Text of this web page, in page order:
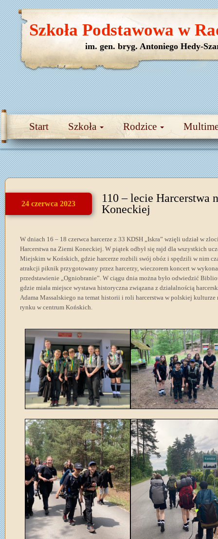
Start Szkoła Rodzice
Szkoła Podstawowa w
im. gen. bryg. Antoniego Hedy-
24 czerwca 2023
110 – lecie Harcerstwa
Koneckiej
W dniach 16 – 18 czerwca harcerze z 33 KDSH „Iskra” wzięli udział w
Harcerstwa na Ziemi Koneckiej. W piątek odbył się rajd dla wszystkich
Miejskim w Końskich, gdzie harcerze rozbili swój obóz i spędzili w nim
atrakcji piknik przygotowany przez harcerzy, wieczorem koncert w
przedstawienie „Ogniobranie”. W ciągu dnia można było odwiedzić
gdzie miała miejsce wystawa historyczna związana z działalnością
Adama Massalskiego na temat historii i roli harcerstwa w polskiej
rynku w centrum Końskich.